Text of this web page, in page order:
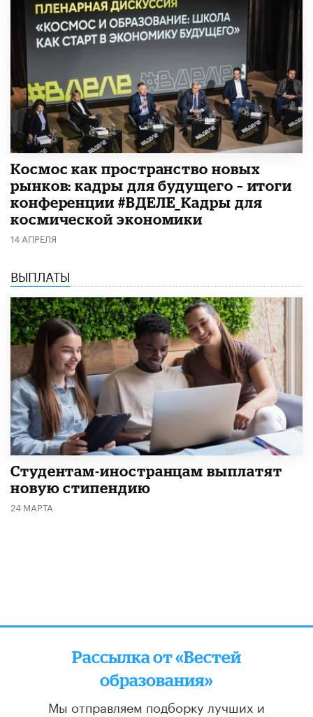
Космос как пространство новых
рынков: кадры для будущего – итоги
конференции #ВДЕЛЕ_Кадры для
космической экономики
14 АПРЕЛЯ
ВЫПЛАТЫ
Студентам-иностранцам выплатят
новую стипендию
24 МАРТА
Рассылка от «Вестей
образования»
Мы отправляем подборку лучших и